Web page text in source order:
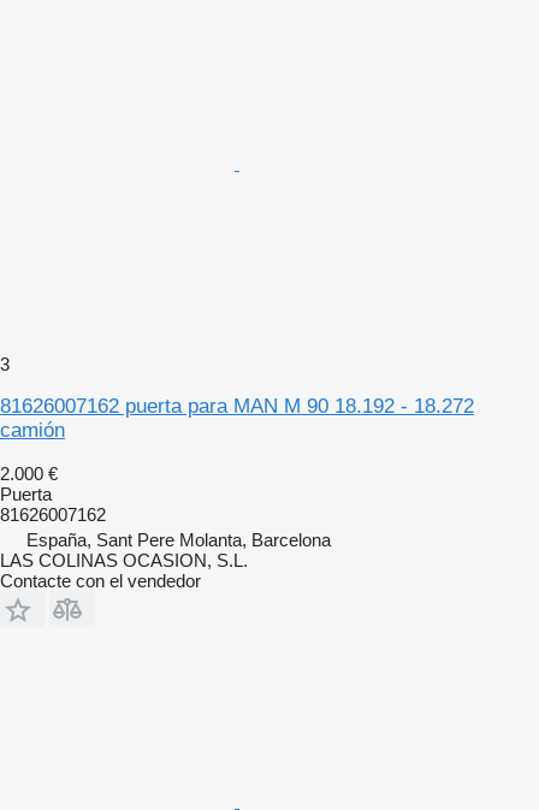
3
81626007162 puerta para MAN M 90 18.192 - 18.272
camión
2.000 €
Puerta
81626007162
España, Sant Pere Molanta, Barcelona
LAS COLINAS OCASION, S.L.
Contacte con el vendedor